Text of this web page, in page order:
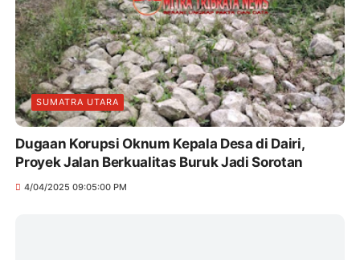
SUMATRA UTARA
Dugaan Korupsi Oknum Kepala Desa di Dairi,
Proyek Jalan Berkualitas Buruk Jadi Sorotan
4/04/2025 09:05:00 PM